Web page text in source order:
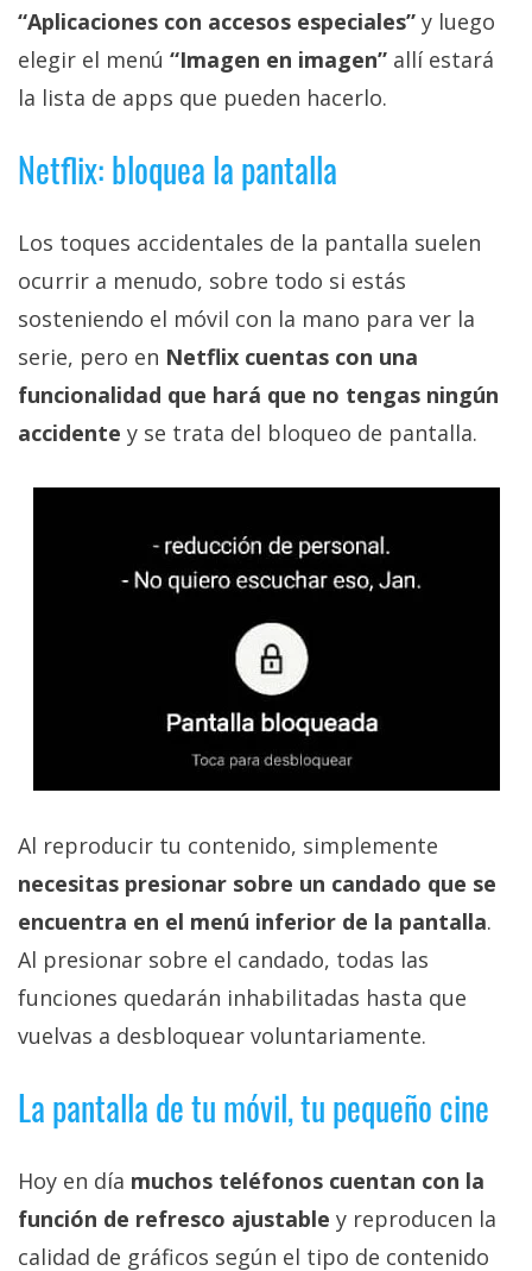
“Aplicaciones con accesos especiales” y luego
elegir el menú “Imagen en imagen” allí estará
la lista de apps que pueden hacerlo.
Netflix: bloquea la pantalla
Los toques accidentales de la pantalla suelen
ocurrir a menudo, sobre todo si estás
sosteniendo el móvil con la mano para ver la
serie, pero en Netflix cuentas con una
funcionalidad que hará que no tengas ningún
accidente y se trata del bloqueo de pantalla.
Al reproducir tu contenido, simplemente
necesitas presionar sobre un candado que se
encuentra en el menú inferior de la pantalla.
Al presionar sobre el candado, todas las
funciones quedarán inhabilitadas hasta que
vuelvas a desbloquear voluntariamente.
La pantalla de tu móvil, tu pequeño cine
Hoy en día muchos teléfonos cuentan con la
función de refresco ajustable y reproducen la
calidad de gráficos según el tipo de contenido